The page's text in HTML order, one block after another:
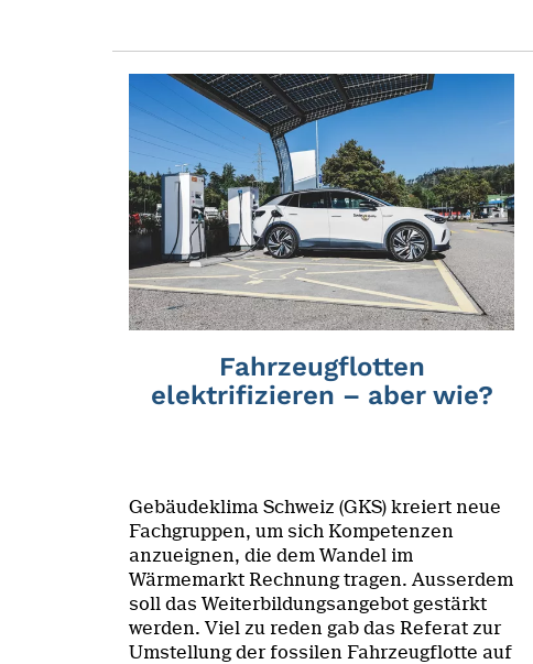
Fahrzeugflotten
elektrifizieren – aber wie?
Gebäudeklima Schweiz (GKS) kreiert neue
Fachgruppen, um sich Kompetenzen
anzueignen, die dem Wandel im
Wärmemarkt Rechnung tragen. Ausserdem
soll das Weiterbildungsangebot gestärkt
werden. Viel zu reden gab das Referat zur
Umstellung der fossilen Fahrzeugflotte auf